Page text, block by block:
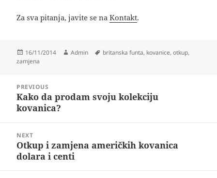
Za sva pitanja, javite se naKontakt.
Posted
on
16/11/2014 Author
Admin Tags
britanska funta, kovanice,otkup,
zamjena
navigation
PREVIOUS
Previous
post:
Kako da prodam svoju kolekciju
kovanica?
NEXT
Next
post:
Otkup i zamjena američkih kovanica
dolara i centi